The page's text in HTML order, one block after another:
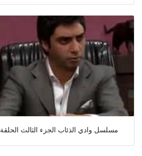
مسلسل وادي الذئاب الجزء الثالث الحلقة 13 مدبلج شاهد لاين